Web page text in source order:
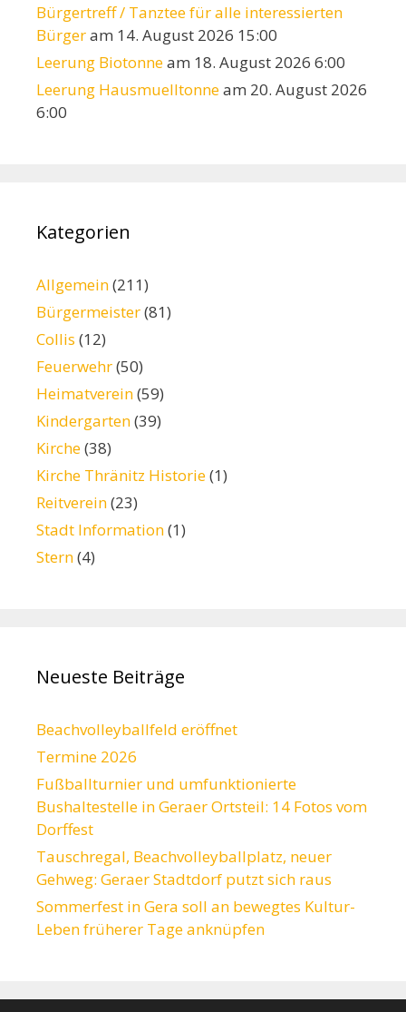
Bürgertreff / Tanztee für alle interessierten
Bürgeram 14. August 2026 15:00
Leerung Biotonneam 18. August 2026 6:00
Leerung Hausmuelltonneam 20. August 2026
6:00
Kategorien
Allgemein(211)
Bürgermeister(81)
Collis (12)
Feuerwehr(50)
Heimatverein(59)
Kindergarten(39)
Kirche(38)
Kirche Thränitz Historie(1)
Reitverein(23)
Stadt Information(1)
Stern(4)
Neueste Beiträge
Beachvolleyballfeld eröffnet
Termine 2026
Fußballturnier und umfunktionierte
Bushaltestelle in Geraer Ortsteil: 14 Fotos vom
Dorffest
Tauschregal, Beachvolleyballplatz, neuer
Gehweg: Geraer Stadtdorf putzt sich raus
Sommerfest in Gera soll an bewegtes Kultur-
Leben früherer Tage anknüpfen